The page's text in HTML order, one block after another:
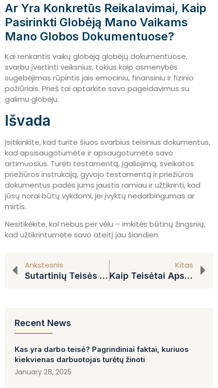
Ar Yra Konkretūs Reikalavimai, Kaip
Pasirinkti Globėją Mano Vaikams
Mano Globos Dokumentuose?
Kai renkantis vaikų globėją globėjų dokumentuose,
svarbu įvertinti veiksnius, tokius kaip asmenybės
sugebėjimas rūpintis jais emociniu, finansiniu ir fizinio
požiūriais. Prieš tai aptarkite savo pageidavimus su
galimu globėju.
Išvada
Įsitikinkite, kad turite šiuos svarbius teisinius dokumentus,
kad apsisaugotumėte ir apsaugotumėte savo
artimuosius. Turėti testamentą, įgaliojimą, sveikatos
priežiūros instrukciją, gyvojo testamentą ir priežiūros
dokumentus padės jums jaustis ramiau ir užtikrinti, kad
jūsų norai būtų vykdomi, jei įvyktų nedarbingumas ar
mirtis.
Nesitikėkite, kol nebus per vėlu – imkitės būtinų žingsnių,
kad užtikrintumėte savo ateitį jau šiandien.
Ankstesnis
Sutartinių Teisės Pagrindai: Pradedančiųjų Vadovas
Kitas
Kaip Teisėtai Apsaugoti Savo Internetinį Verslą Nuo Kibernetinių Saugumo Rizikų
Recent News
Kas yra darbo teisė? Pagrindiniai faktai, kuriuos
kiekvienas darbuotojas turėtų žinoti
January 28, 2025